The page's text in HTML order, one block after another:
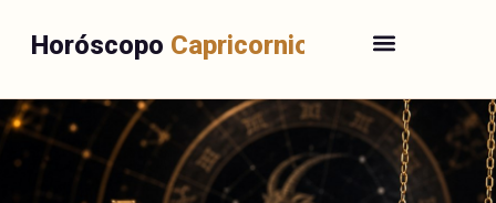
Horóscopo Capricornio